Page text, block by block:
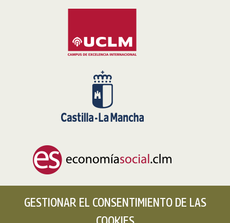
GESTIONAR EL CONSENTIMIENTO DE LAS